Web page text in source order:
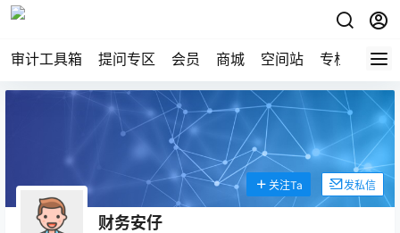
审计工具箱 提问专区 会员 商城 空间站 专栏
财务安仔
关注Ta 发私信